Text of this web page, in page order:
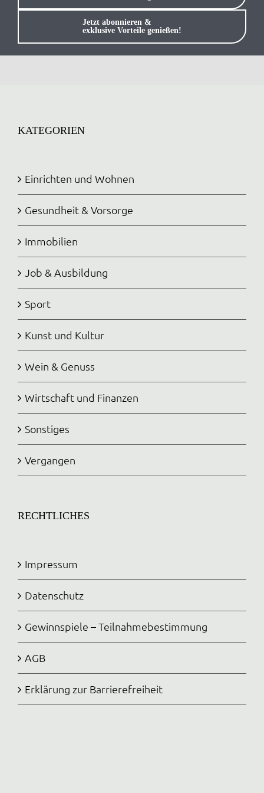
Anmelden / Registrieren
Jetzt abonnieren &
exklusive Vorteile genießen!
KATEGORIEN
Einrichten und Wohnen
Gesundheit & Vorsorge
Immobilien
Job & Ausbildung
Sport
Kunst und Kultur
Wein & Genuss
Wirtschaft und Finanzen
Sonstiges
Vergangen
RECHTLICHES
Impressum
Datenschutz
Gewinnspiele – Teilnahmebestimmung
AGB
Erklärung zur Barrierefreiheit